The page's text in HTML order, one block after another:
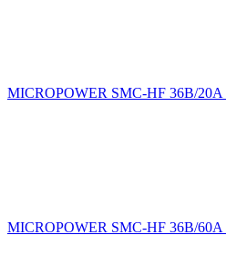
MICROPOWER SMC-HF 36В/20А
MICROPOWER SMC-HF 36В/60А